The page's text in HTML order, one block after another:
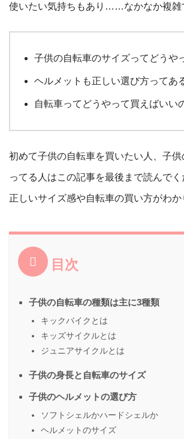
使いたい気持ちもあり……なかなか複雑
子供の自転車のサイズってどうや
ヘルメットも正しい選び方ってあ
自転車ってどうやって買えばいい
初めて子供の自転車を買いたい人、子
ってる人はこの記事を最後まで読んで
正しいサイズ感や自転車の買い方がわか
目次
子供の自転車の種類は主に3種類
キックバイクとは
キッズサイクルとは
ジュニアサイクルとは
子供の身長と自転車のサイズ
子供のヘルメットの選び方
ソフトシェルかハードシェルか
ヘルメットのサイズ